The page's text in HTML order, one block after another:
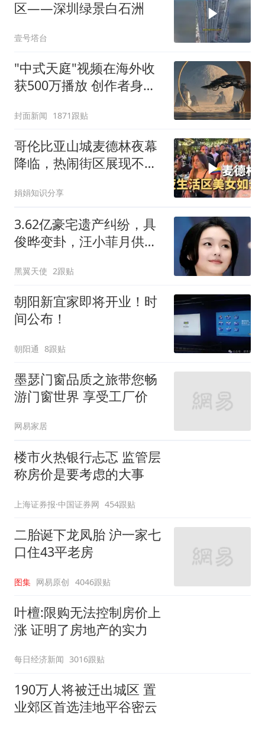
区——深圳绿景白石洲
壹号塔台
"中式天庭"视频在海外收
获500万播放 创作者身份
封面新闻 1871跟贴
哥伦比亚山城麦德林夜幕
降临，热闹街区展现不一
娟娟知识分享
3.62亿豪宅遗产纠纷，具
俊晔变卦，汪小菲月供无
黑翼天使 2跟贴
朝阳新宜家即将开业！时
间公布！
朝阳通 8跟贴
墨瑟门窗品质之旅带您畅
游门窗世界 享受工厂价
网易家居
楼市火热银行忐忑 监管层
称房价是要考虑的大事
上海证券报·中国证券网 454跟贴
二胎诞下龙凤胎 沪一家七
口住43平老房
图集 网易原创 4046跟贴
叶檀:限购无法控制房价上
涨 证明了房地产的实力
每日经济新闻 3016跟贴
190万人将被迁出城区 置
业郊区首选洼地平谷密云